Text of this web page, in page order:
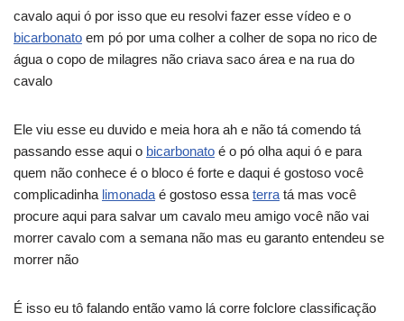
cavalo aqui ó por isso que eu resolvi fazer esse vídeo e o
bicarbonato em pó por uma colher a colher de sopa no rico de
água o copo de milagres não criava saco área e na rua do
cavalo
Ele viu esse eu duvido e meia hora ah e não tá comendo tá
passando esse aqui o bicarbonato é o pó olha aqui ó e para
quem não conhece é o bloco é forte e daqui é gostoso você
complicadinha limonada é gostoso essa terra tá mas você
procure aqui para salvar um cavalo meu amigo você não vai
morrer cavalo com a semana não mas eu garanto entendeu se
morrer não
É isso eu tô falando então vamo lá corre folclore classificação